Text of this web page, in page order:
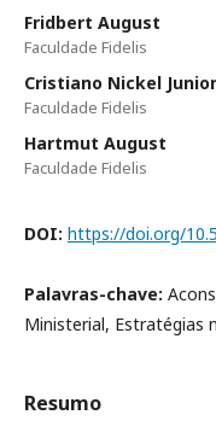
Fridbert August
Faculdade Fidelis
Cristiano Nickel Junior
Faculdade Fidelis
Hartmut August
Faculdade Fidelis
DOI: https://doi.org/
Palavras-chave:
Ministerial, Estratégias
Resumo